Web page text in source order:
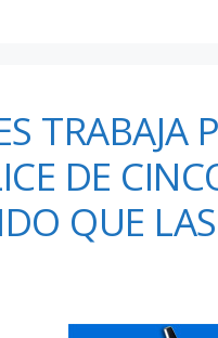
TRABAJA
DE
QUE